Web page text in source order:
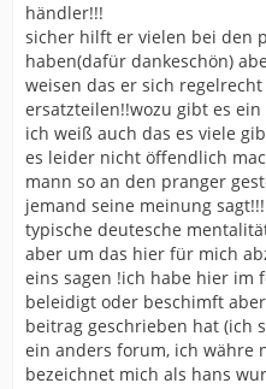
leute per PN oder e mail
öffendlich wird.
es gibt sicher leute die
aber mich nervt es schon
!
sonst sagte man "willst du
das"willlst du
lachhhh
mfg gernot
händler!!!
sicher hilft er vielen bei den
haben(dafür dankeschön)
weisen das er sich
ersatzteilen!!wozu gibt es
ich weiß auch das es viele
es leider nicht öffendlich
mann so an den pranger
jemand seine meinung
typische deutesche
aber um das hier für mich
eins sagen !ich habe hier im
beleidigt oder beschimft
beitrag geschrieben hat (ich
ein anders forum, ich währe
bezeichnet mich als hans